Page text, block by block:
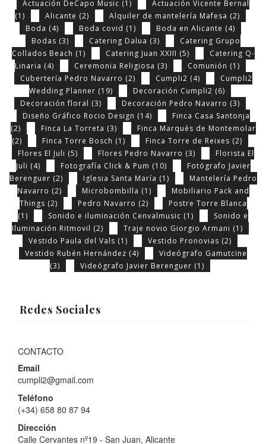
Actuación DeCapo Music (1)
Actuación Vicente Bernal
(1)
Alicante (2) Alquiler de mantelería Mafesa (2)
Boda (4) Boda covid (1) Boda en Alicante (4)
Bodas (3) Catering Dalua (3)
Catering Grupo
Collados Beach (1) Catering Juan XXIII (5)
Catering Q-
Linaria (4) Ceremonia Religiosa (3) Comunión (1)
Cubertería Pedro Navarro (2) Cumpli2 (4)
Cumpli2
Wedding Planner (19) Decoración Cumpli2 (6)
Decoración floral (3) Decoración Pedro Navarro (3)
Diseño Gráfico Rocio Design (14)
Finca Casa Santonja
(2)
Finca La Torreta (3)
Finca Marqués de Montemolar
(2)
Finca Torre Bosch (1) Finca Torre de Reixes (2)
Flores El Juli (5) Flores Pedro Navarro (3)
Florista El
Juli (4) Fotografía Click & Pum (10)
Fotógrafo Javier
Berenguer (2) Iglesia Santa María (1)
Mantelería Pedro
Navarro (2) Microbombilla (1)
Mobiliario Pack and
Things (2) Pedro Navarro (2)
Postre Torre Blanca
(1)
Sonido e iluminación Cenvalmusic (1)
Sonido e
Iluminación Ritmovil (2) Traje novio Giorgio Armani (1)
Vestido Paula del Vals (1) Vestido Pronovias (2)
Vestido Rubén Hernández (4)
Videógrafo Gamutcine
(3)
Videógrafo Javier Berenguer (1)
Redes Sociales
CONTACTO
Email
cumpli2@gmail.com
Teléfono
(+34) 658 80 87 94
Dirección
Calle Cervantes nº19 - San Juan, Alicante